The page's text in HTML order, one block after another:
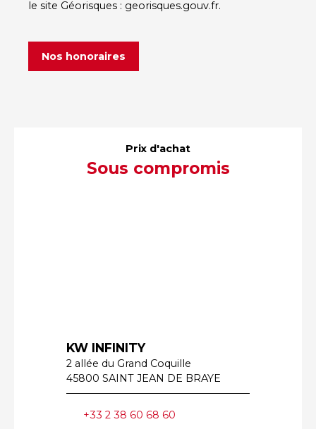
le site Géorisques : georisques.gouv.fr.
Nos honoraires
Prix d'achat
Sous compromis
KW INFINITY
2 allée du Grand Coquille
45800 SAINT JEAN DE BRAYE
+33 2 38 60 68 60